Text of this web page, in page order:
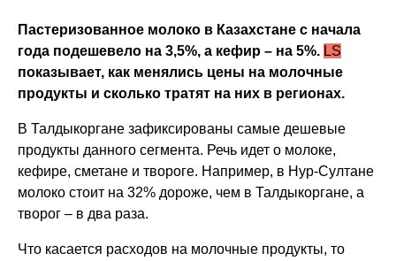
Пастеризованное молоко в Казахстане с начала
года подешевело на 3,5%, а кефир – на 5%. LS
показывает, как менялись цены на молочные
продукты и сколько тратят на них в регионах.
В Талдыкоргане зафиксированы самые дешевые
продукты данного сегмента. Речь идет о молоке,
кефире, сметане и твороге. Например, в Нур-Султане
молоко стоит на 32% дороже, чем в Талдыкоргане, а
творог – в два раза.
Что касается расходов на молочные продукты, то